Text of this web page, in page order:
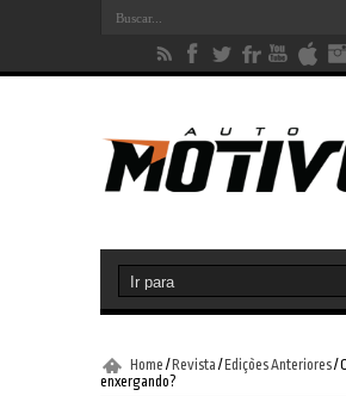
Home / Revista / Edições Anteriores/
enxergando?